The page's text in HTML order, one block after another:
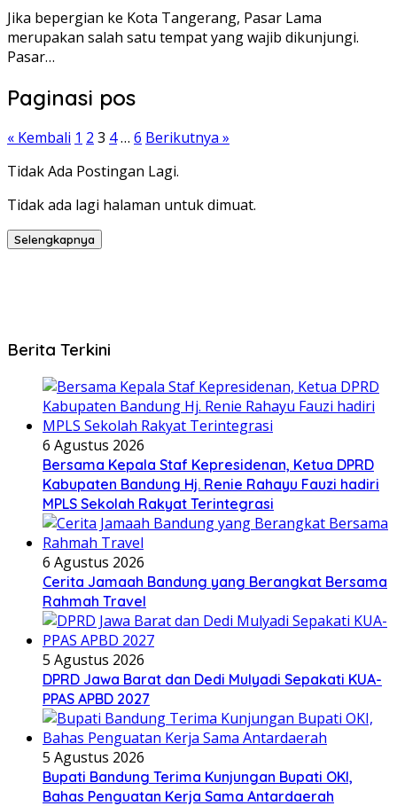
Jika bepergian ke Kota Tangerang, Pasar Lama
merupakan salah satu tempat yang wajib dikunjungi.
Pasar…
Paginasi pos
« Kembali 1 2 3 4… 6 Berikutnya »
Tidak Ada Postingan Lagi.
Tidak ada lagi halaman untuk dimuat.
Selengkapnya
Berita Terkini
6 Agustus 2026
Bersama Kepala Staf Kepresidenan, Ketua DPRD
Kabupaten Bandung Hj. Renie Rahayu Fauzi hadiri
MPLS Sekolah Rakyat Terintegrasi
6 Agustus 2026
Cerita Jamaah Bandung yang Berangkat Bersama
Rahmah Travel
5 Agustus 2026
DPRD Jawa Barat dan Dedi Mulyadi Sepakati KUA-
PPAS APBD 2027
5 Agustus 2026
Bupati Bandung Terima Kunjungan Bupati OKI,
Bahas Penguatan Kerja Sama Antardaerah